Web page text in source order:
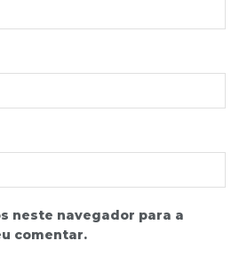
neste navegador para a
comentar.